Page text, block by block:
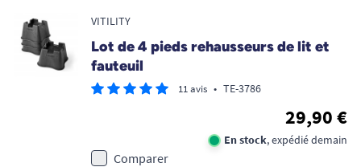
VITILITY
Lot de 4 pieds rehausseurs de lit et
fauteuil
11 avis • TE-3786
29,90 €
En stock, expédié demain
Comparer